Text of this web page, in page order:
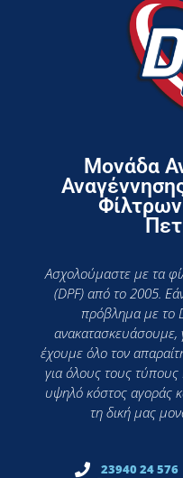
Μονάδα
Ασχολούμαστε με τα
(DPF) από το 2005.
πρόβλημα με το
ανακατασκευάσουμε,
έχουμε όλο τον
για όλους τους
υψηλό κόστος αγοράς
τη δική μας
23940 24 576